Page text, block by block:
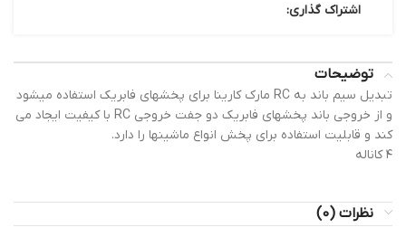
اشتراک گذاری:
توضیحات
تبديل سيم باند به RC مارك كارينا براي پخشهاي فابريك استفاده ميشود
و از خروجي باند پخشهاي فابريك دو جفت خروجي RC با كيفيت ايجاد مي
كند و قابليت استفاده براي پخش انواع ماشينها را دارد.
۴ کاناله
نظرات (0)